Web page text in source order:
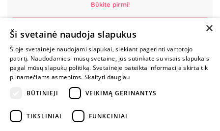
Būkite pirmi!
MYLIMIAUSIA
LIETUVOS
ELEKTRONINĖ
PARDUOTUVĖ
ŽAISTI
×
Ši svetainė naudoja slapukus
Šioje svetainėje naudojami slapukai, siekiant pagerinti vartotojo
patirtį. Naudodamiesi mūsų svetaine, jūs sutinkate su visais slapukais
pagal mūsų slapukų politiką. Svetainėje pateikta informacija skirta tik
pilnamečiams asmenims. Skaityti daugiau
BŪTINIEJI
VEIKIMĄ GERINANTYS
TIKSLINIAI FUNKCINIAI